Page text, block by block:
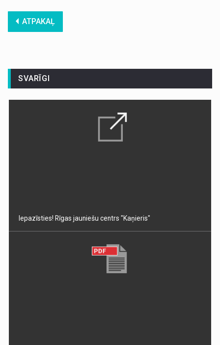
ATPAKAĻ
SVARĪGI
Iepazīsties! Rīgas jauniešu centrs "Kaņieris"